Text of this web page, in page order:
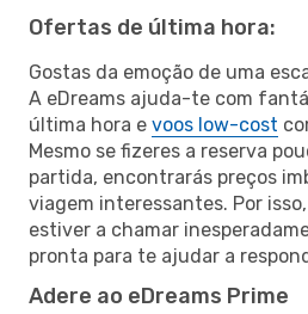
Ofertas de última hora:
Gostas da emoção de uma
A eDreams ajuda-te com
última hora e voos low-cost
Mesmo se fizeres a reserva
partida, encontrarás preços
viagem interessantes. Por
estiver a chamar
pronta para te ajudar a
Adere ao eDreams Prime